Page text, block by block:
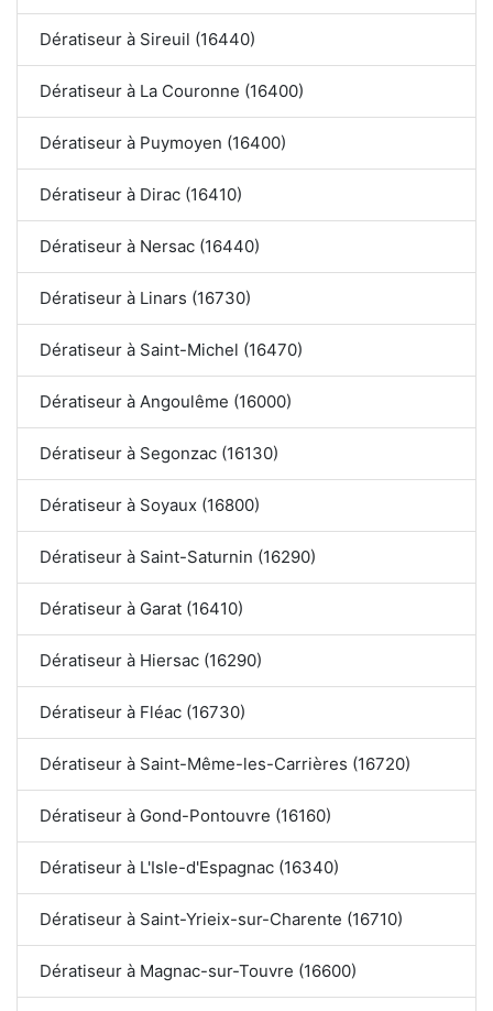
Dératiseur à Sireuil (16440)
Dératiseur à La Couronne (16400)
Dératiseur à Puymoyen (16400)
Dératiseur à Dirac (16410)
Dératiseur à Nersac (16440)
Dératiseur à Linars (16730)
Dératiseur à Saint-Michel (16470)
Dératiseur à Angoulême (16000)
Dératiseur à Segonzac (16130)
Dératiseur à Soyaux (16800)
Dératiseur à Saint-Saturnin (16290)
Dératiseur à Garat (16410)
Dératiseur à Hiersac (16290)
Dératiseur à Fléac (16730)
Dératiseur à Saint-Même-les-Carrières (16720)
Dératiseur à Gond-Pontouvre (16160)
Dératiseur à L'Isle-d'Espagnac (16340)
Dératiseur à Saint-Yrieix-sur-Charente (16710)
Dératiseur à Magnac-sur-Touvre (16600)